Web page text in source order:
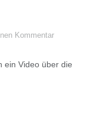
Kommentar
ein Video über die